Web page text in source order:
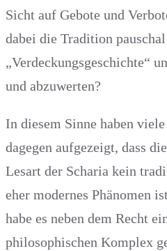
Sicht auf Gebote und
dabei die Tradition
„Verdeckungsgeschichte“
und abzuwerten?
In diesem Sinne haben
dagegen aufgezeigt, dass
Lesart der Scharia kein
eher modernes Phänomen
habe es neben dem Recht
philosophischen Komplex